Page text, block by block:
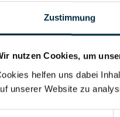
Zustimmung
nutzen Cookies, um
helfen uns dabei
unserer Website zu